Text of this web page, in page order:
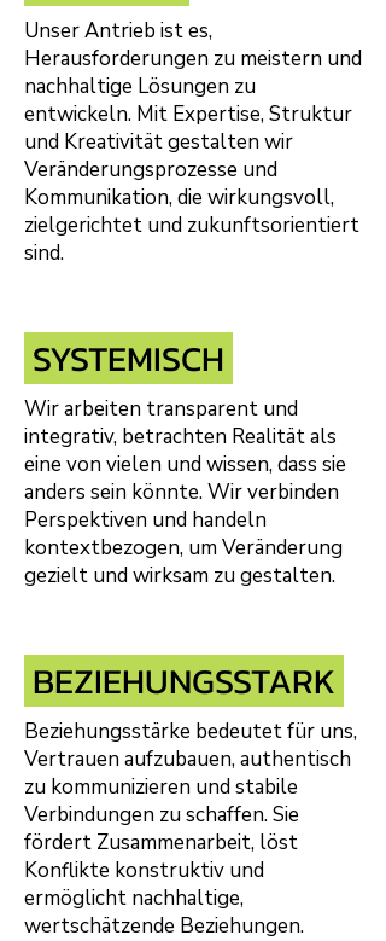
Unser Antrieb ist es,
Herausforderungen zu meistern und
nachhaltige Lösungen zu
entwickeln. Mit Expertise, Struktur
und Kreativität gestalten wir
Veränderungsprozesse und
Kommunikation, die wirkungsvoll,
zielgerichtet und zukunftsorientiert
sind.
SYSTEMISCH
Wir arbeiten transparent und
integrativ, betrachten Realität als
eine von vielen und wissen, dass sie
anders sein könnte. Wir verbinden
Perspektiven und handeln
kontextbezogen, um Veränderung
gezielt und wirksam zu gestalten.
BEZIEHUNGSSTARK
Beziehungsstärke bedeutet für uns,
Vertrauen aufzubauen, authentisch
zu kommunizieren und stabile
Verbindungen zu schaffen. Sie
fördert Zusammenarbeit, löst
Konflikte konstruktiv und
ermöglicht nachhaltige,
wertschätzende Beziehungen.